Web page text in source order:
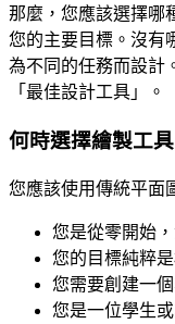
那麼，您應該選擇哪
您的主要目標。沒有
為不同的任務而設計
「最佳設計工具」。
何時選擇繪製工具
您應該使用傳統平面
您是從零開始
您的目標純粹
您需要創建一
您是一位學生